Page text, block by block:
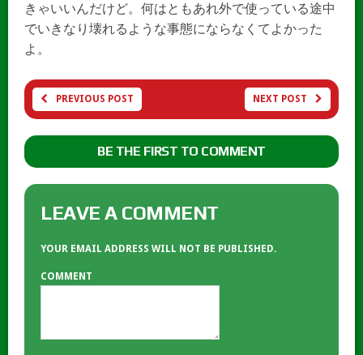
きゃいいんだけど。何はともあれ外で使っている途中
でいきなり壊れるような事態にならなくてよかった
よ。
PREVIOUS POST NEXT POST
BE THE FIRST TO COMMENT
LEAVE A COMMENT
YOUR EMAIL ADDRESS WILL NOT BE PUBLISHED.
COMMENT